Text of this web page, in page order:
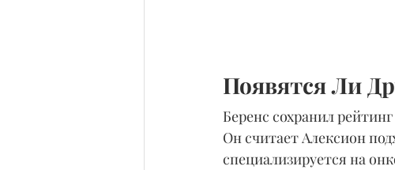
Появятся Ли
Беренс сохранил
Он считает Алексион
специализируется на